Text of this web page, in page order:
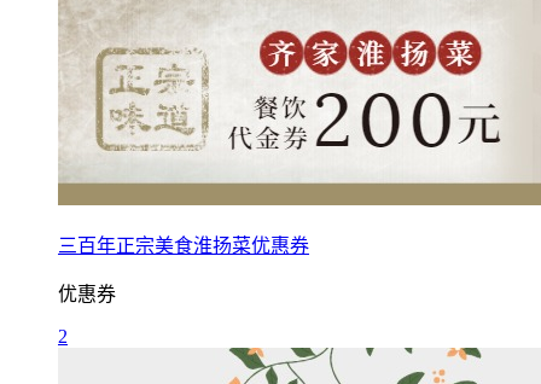
三百年正宗美食淮扬菜优惠券
优惠券
2